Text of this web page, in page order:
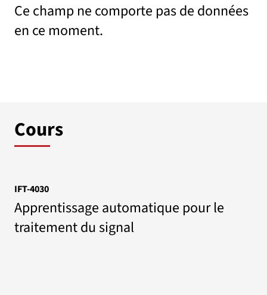
Ce champ ne comporte pas de données
en ce moment.
Cours
IFT-4030
Apprentissage automatique pour le
traitement du signal